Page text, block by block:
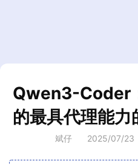
Qwen3-Coder
的最具代理能力
斌仔 2025/07/23